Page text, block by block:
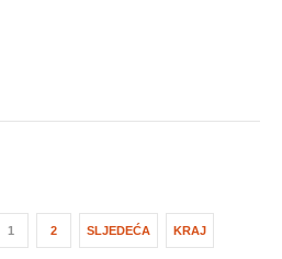
1 2 SLJEDEĆA KRAJ